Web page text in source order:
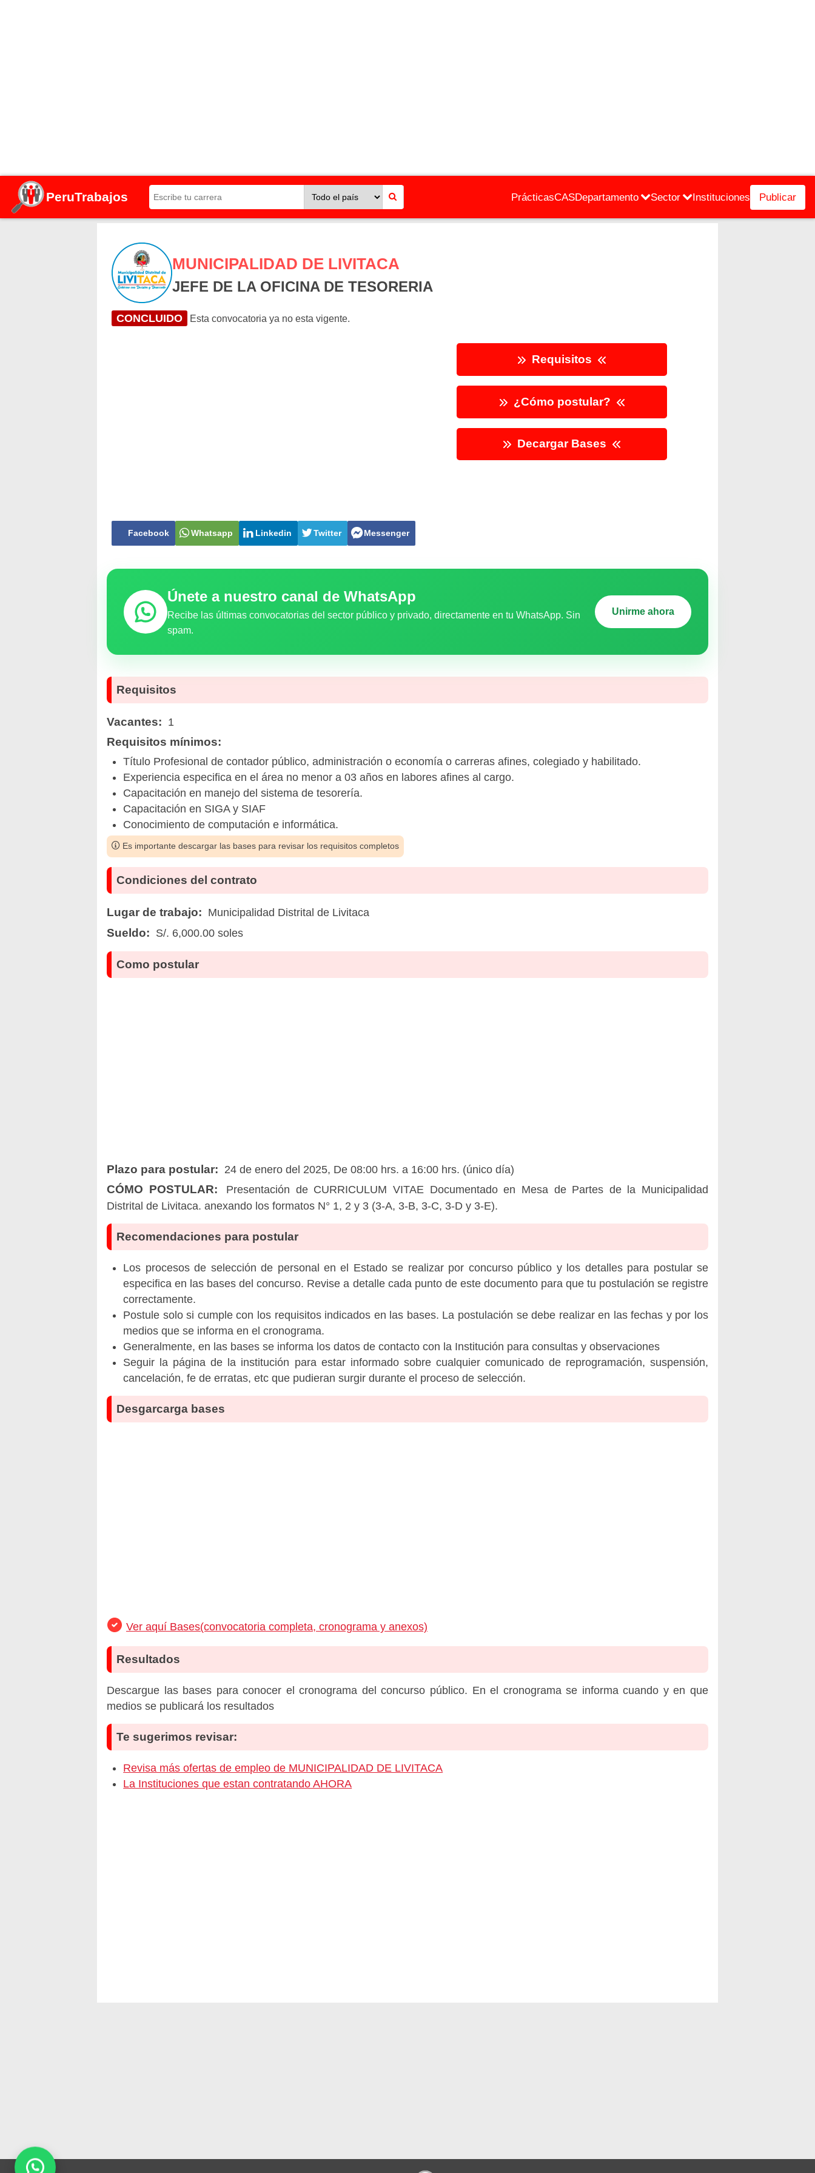
PeruTrabajos PrácticasCASDepartamento Sector Instituciones Publicar
MUNICIPALIDAD DE LIVITACA
JEFE DE LA OFICINA DE TESORERIA
CONCLUIDO Esta convocatoria ya no esta vigente.
Facebook Whatsapp Linkedin Twitter Messenger
Requisitos
¿Cómo postular?
Decargar Bases
Únete a nuestro canal de WhatsApp
Recibe las últimas convocatorias del sector público y privado, directamente en tu WhatsApp. Sin
spam.
Unirme ahora
Requisitos
Vacantes: 1
Requisitos mínimos:
Título Profesional de contador público, administración o economía o carreras afines, colegiado y habilitado.
Experiencia especifica en el área no menor a 03 años en labores afines al cargo.
Capacitación en manejo del sistema de tesorería.
Capacitación en SIGA y SIAF
Conocimiento de computación e informática.
Es importante descargar las bases para revisar los requisitos completos
Condiciones del contrato
Lugar de trabajo: Municipalidad Distrital de Livitaca
Sueldo: S/. 6,000.00 soles
Como postular
Plazo para postular: 24 de enero del 2025, De 08:00 hrs. a 16:00 hrs. (único día)
CÓMO POSTULAR:
Presentación de CURRICULUM VITAE Documentado en Mesa de Partes de la Municipalidad
Distrital de Livitaca. anexando los formatos N° 1, 2 y 3 (3-A, 3-B, 3-C, 3-D y 3-E).
Recomendaciones para postular
Los procesos de selección de personal en el Estado se realizar por concurso público y los detalles para postular se
especifica en las bases del concurso. Revise a detalle cada punto de este documento para que tu postulación se registre
correctamente.
Postule solo si cumple con los requisitos indicados en las bases. La postulación se debe realizar en las fechas y por los
medios que se informa en el cronograma.
Generalmente, en las bases se informa los datos de contacto con la Institución para consultas y observaciones
Seguir la página de la institución para estar informado sobre cualquier comunicado de reprogramación, suspensión,
cancelación, fe de erratas, etc que pudieran surgir durante el proceso de selección.
Desgarcarga bases
Ver aquí Bases(convocatoria completa, cronograma y anexos)
Resultados
Descargue las bases para conocer el cronograma del concurso público. En el cronograma se informa cuando y en que
medios se publicará los resultados
Te sugerimos revisar:
Revisa más ofertas de empleo de MUNICIPALIDAD DE LIVITACA
La Instituciones que estan contratando AHORA